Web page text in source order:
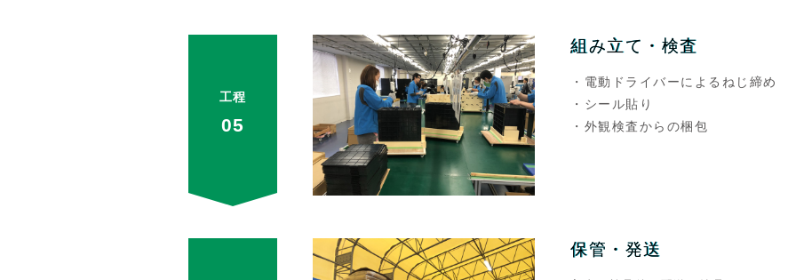
工程
05
組み立て・検査
・電動ドライバーによるねじ締め
・シール貼り
・外観検査からの梱包
保管・発送